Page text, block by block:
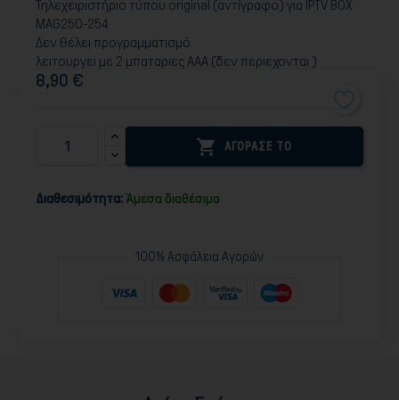
Τηλεχειριστήριο τύπου original (αντίγραφο) για IPTV BOX
MAG250-254
Δεν θέλει προγραμματισμό
λειτουργει με 2 μπαταριες ΑΑΑ (δεν περιεχονται )
8,90 €
 ΑΓΟΡΑΣΕ ΤΟ
Διαθεσιμότητα: Άμεσα διαθέσιμο
100% Ασφάλεια Αγορών